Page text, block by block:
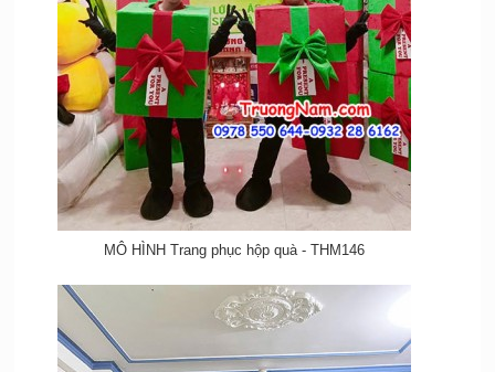
MÔ HÌNH Trang phục hộp quà - THM146